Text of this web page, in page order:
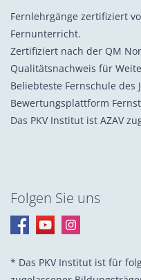
Fernlehrgänge zertifiziert
Fernunterricht.
Zertifiziert nach der QM
Qualitätsnachweis für
Beliebteste Fernschule des
Bewertungsplattform
Das PKV Institut ist AZAV
Folgen Sie uns
* Das PKV Institut ist für